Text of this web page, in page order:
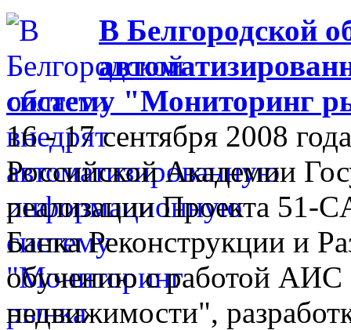
В Белгородской
систему "Мониторинг
16 - 17 сентября 2008
Российской Академии
реализации Проекта 51-
Банка Реконструкции и
обучению с работой
недвижимости",